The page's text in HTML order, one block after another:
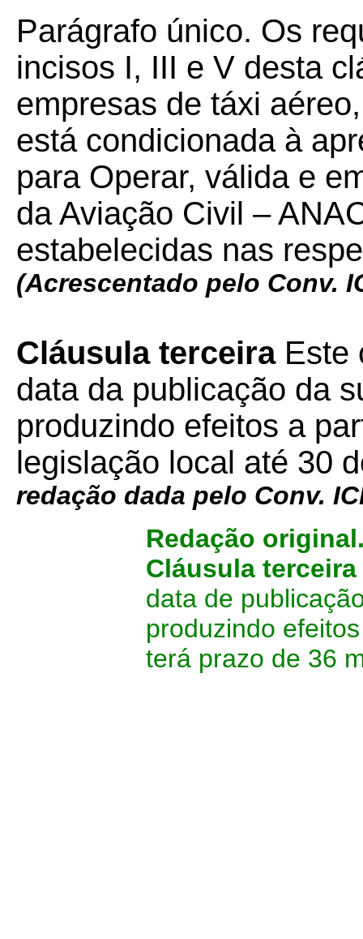
Parágrafo único. Os
incisos I, III e V desta
empresas de táxi
está condicionada à
para Operar, válida e
da Aviação Civil –
estabelecidas nas
(Acrescentado pelo Conv.
Cláusula terceiraEste
data da publicação da
produzindo efeitos a
legislação local até 30
redação dada pelo Conv.
Redação
Cláusula terceira
data de
produzindo
terá prazo de 36